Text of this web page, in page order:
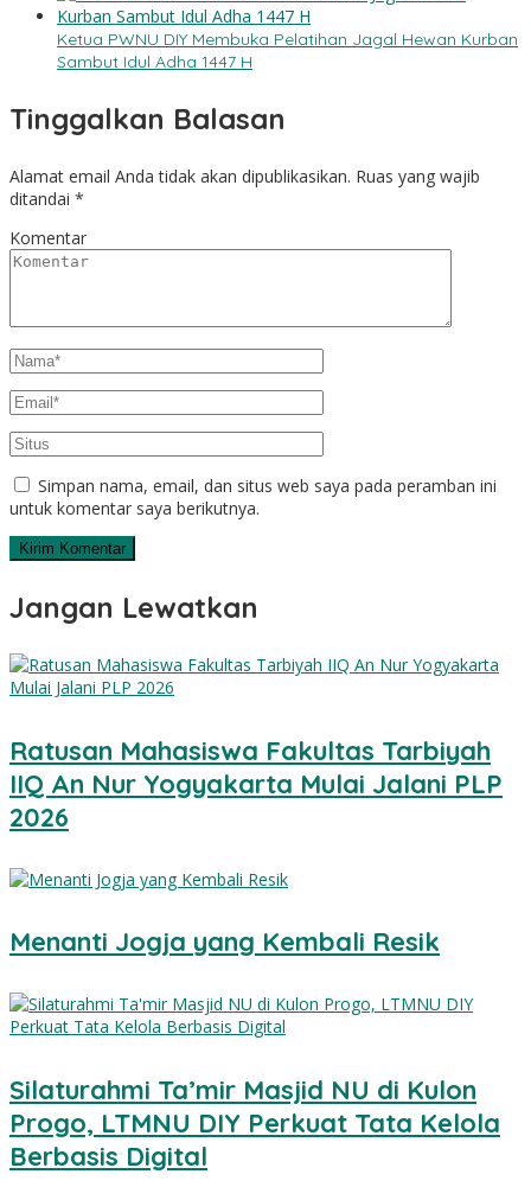
Ketua PWNU DIY Membuka Pelatihan Jagal Hewan Kurban
Sambut Idul Adha 1447 H
Tinggalkan Balasan
Alamat email Anda tidak akan dipublikasikan. Ruas yang wajib
ditandai *
Komentar
Simpan nama, email, dan situs web saya pada peramban ini
untuk komentar saya berikutnya.
Jangan Lewatkan
Ratusan Mahasiswa Fakultas Tarbiyah
IIQ An Nur Yogyakarta Mulai Jalani PLP
2026
Menanti Jogja yang Kembali Resik
Silaturahmi Ta’mir Masjid NU di Kulon
Progo, LTMNU DIY Perkuat Tata Kelola
Berbasis Digital